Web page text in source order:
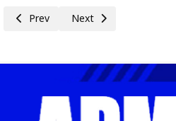
Previous article: 'รมว.สุรศักดิ์'ร่วมประ
Prev Next article: ​เปิดรับสมัค
Next